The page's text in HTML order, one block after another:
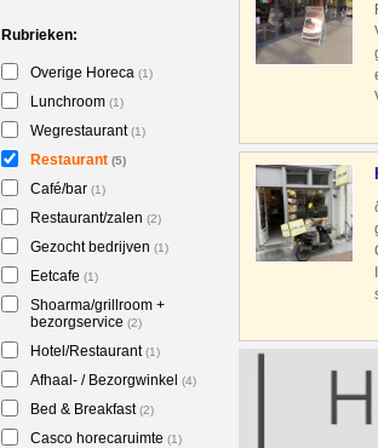
Rubrieken:
Overige Horeca (1)
Lunchroom (1)
Wegrestaurant(1)
Restaurant (5)
Café/bar (1)
Restaurant/zalen (2)
Gezocht bedrijven (1)
Eetcafe (1)
Shoarma/grillroom +
bezorgservice (2)
Hotel/Restaurant(1)
Afhaal- / Bezorgwinkel (4)
Bed & Breakfast(2)
Casco horecaruimte (1)